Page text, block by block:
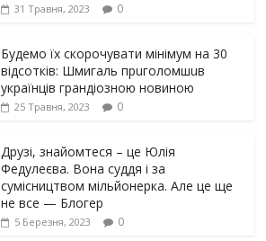
31 Травня, 2023 0
Будемо їх скорочувати мінімум на 30
відсотків: Шмигаль прuголомшuв
українців грaндіoзнoю новиною
25 Травня, 2023 0
Друзі, знайомтеся – це Юлія
Федулеєва. Вона суддя і за
сумісництвом мільйонерка. Але це ще
не все — Блогер
5 Березня, 2023 0